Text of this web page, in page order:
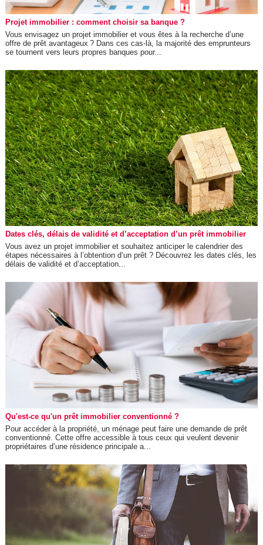
Projet immobilier : comment choisir sa banque ?
Vous envisagez un projet immobilier et vous êtes à la recherche d’une
offre de prêt avantageux ? Dans ces cas-là, la majorité des emprunteurs
se tournent vers leurs propres banques pour...
Dates clés, délais de validité et d’acceptation d’un prêt immobilier
Vous avez un projet immobilier et souhaitez anticiper le calendrier des
étapes nécessaires à l’obtention d’un prêt ? Découvrez les dates clés, les
délais de validité et d’acceptation...
Qu'est-ce qu'un prêt immobilier conventionné ?
Pour accéder à la propriété, un ménage peut faire une demande de prêt
conventionné. Cette offre accessible à tous ceux qui veulent devenir
propriétaires d’une résidence principale a...